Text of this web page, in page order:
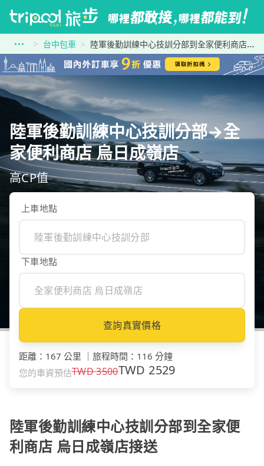
台中包車 陸軍後勤訓練中心技訓分部到全家便利商店 烏日成嶺店
陸軍後勤訓練中心技訓分部→全
家便利商店 烏日成嶺店
高CP值
上車地點
下車地點
查詢真實價格
距離 ： 167 公里 旅程時間 ： 116 分鐘
您的車資預估TWD3500TWD 2529
陸軍後勤訓練中心技訓分部到全家便
利商店 烏日成嶺店接送